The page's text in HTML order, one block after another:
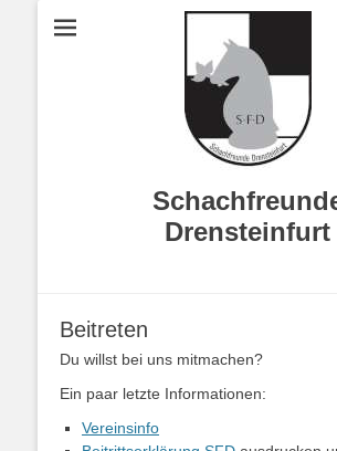
Drensteinfurt
Beitreten
Du willst bei uns mitmachen?
Ein paar letzte Informationen:
Vereinsinfo